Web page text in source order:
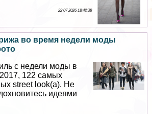
22 07 2026 18:42:38
во время недели моды
с недели моды в
122 самых
street look(а). Не
идеями